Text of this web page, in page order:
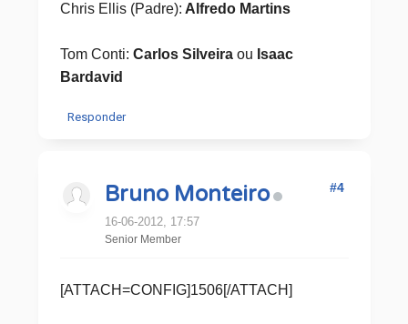
Chris Ellis (Padre): Alfredo Martins
Tom Conti: Carlos Silveiraou Isaac
Bardavid
Responder
Bruno Monteiro
16-06-2012, 17:57
Senior Member
#4
[ATTACH=CONFIG]1506[/ATTACH]